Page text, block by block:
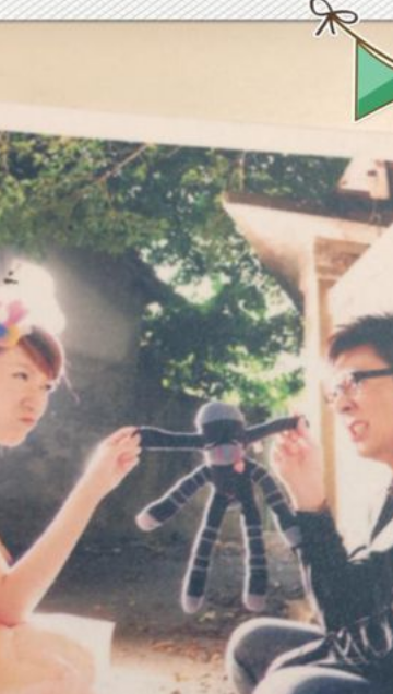
落
客，
專
寫
項
目：
食
旅
遊、
3C
開
箱、
穿
搭
美
造
型
～